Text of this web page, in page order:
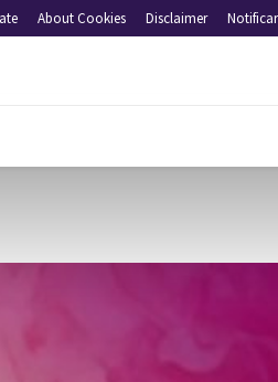
About Cookies Disclaimer